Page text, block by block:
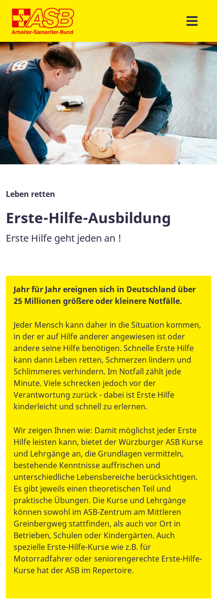
Leben retten
Erste-Hilfe-Ausbildung
Erste Hilfe geht jeden an !
Jahr für Jahr ereignen sich in Deutschland über
25 Millionen größere oder kleinere Notfälle.
Jeder Mensch kann daher in die Situation kommen,
in der er auf Hilfe anderer angewiesen ist oder
andere seine Hilfe benötigen. Schnelle Erste Hilfe
kann dann Leben retten, Schmerzen lindern und
Schlimmeres verhindern. Im Notfall zählt jede
Minute. Viele schrecken jedoch vor der
Verantwortung zurück - dabei ist Erste Hilfe
kinderleicht und schnell zu erlernen.
Wir zeigen Ihnen wie: Damit möglichst jeder Erste
Hilfe leisten kann, bietet der Würzburger ASB Kurse
und Lehrgänge an, die Grundlagen vermitteln,
bestehende Kenntnisse auffrischen und
unterschiedliche Lebensbereiche berücksichtigen.
Es gibt jeweils einen theoretischen Teil und
praktische Übungen. Die Kurse und Lehrgänge
können sowohl im ASB-Zentrum am Mittleren
Greinbergweg stattfinden, als auch vor Ort in
Betrieben, Schulen oder Kindergärten. Auch
spezielle Erste-Hilfe-Kurse wie z.B. für
Motorradfahrer oder seniorengerechte Erste-Hilfe-
Kurse hat der ASB im Repertoire.